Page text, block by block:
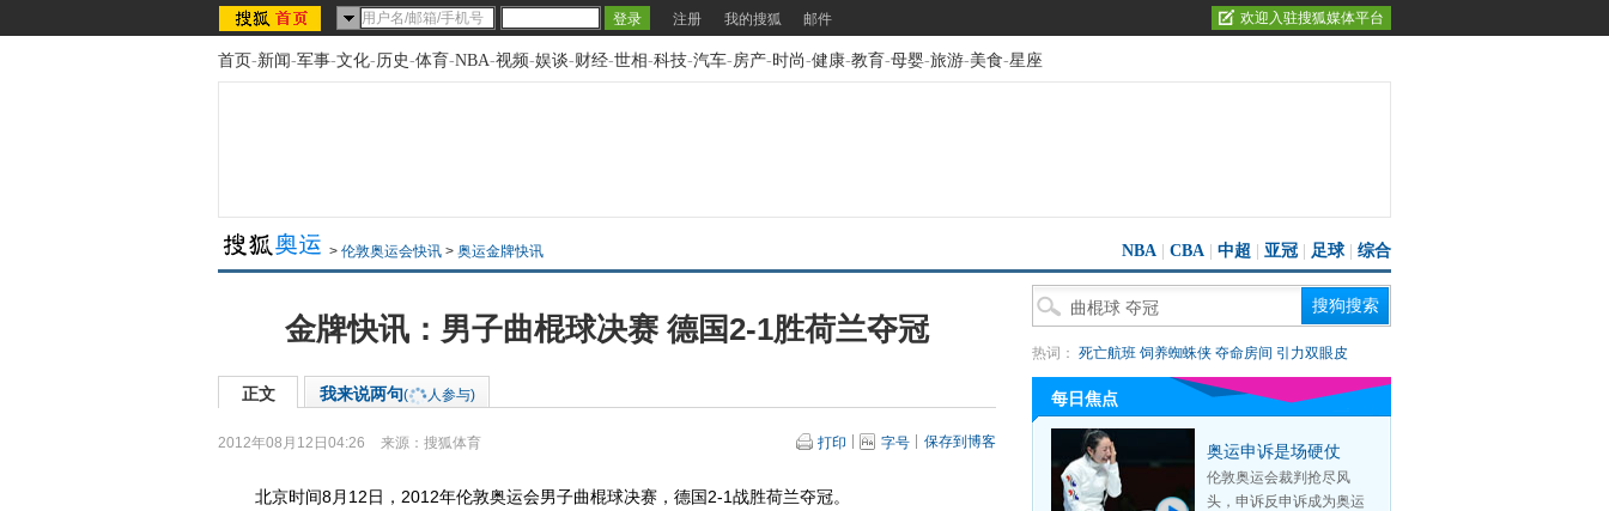
注册 我的搜狐 邮件 欢迎入驻搜狐媒体平台
首页-新闻-军事-文化-历史-体育-NBA-视频-娱谈-财经-世相-科技-汽车-房产-时尚-健康-教育-母婴-旅游-美食-星座
> 伦敦奥运会快讯 > 奥运金牌快讯 NBA CBA 中超 亚冠 足球| 综合
金牌快讯：男子曲棍球决赛 德国2-1胜荷兰夺冠
正文 我来说两句( 人参与)
2012年08月12日04:26 来源： 搜狐体育 打印 字号 保存到博客
北京时间8月12日，2012年伦敦奥运会男子曲棍球决赛，德国2-1战胜荷兰夺冠。
热词： 死亡航班 饲养蜘蛛侠 夺命房间 引力双眼皮
每日焦点
奥运申诉是场硬仗
伦敦奥运会裁判抢尽风
头，申诉反申诉成为奥运